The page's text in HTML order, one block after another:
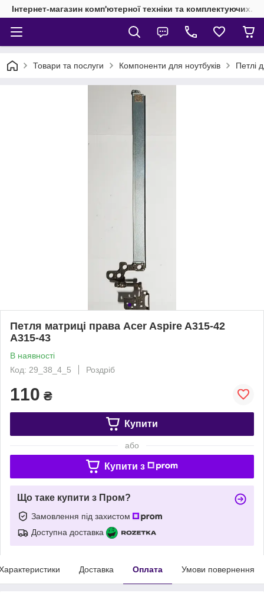
Інтернет-магазин комп'ютерної техніки та комплектуючих.
Товари та послуги Компоненти для ноутбуків Петлі
Петля матриці права Acer Aspire A315-42
A315-43
В наявності
Код: 29_38_4_5
Роздріб
110 ₴
Купити
або
Купити з
Що таке купити з Пром?
Замовлення під захистом
Доступна доставка
Доставка Оплата Умови повернення